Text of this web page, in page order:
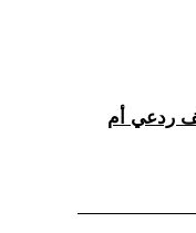
ردعي أم